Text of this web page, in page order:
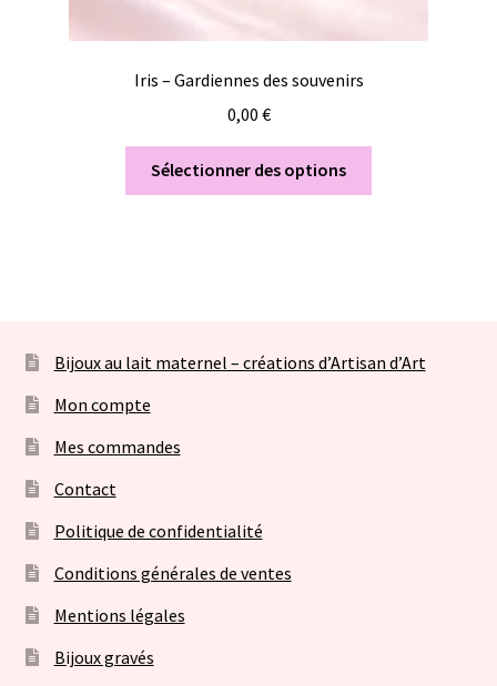
Iris – Gardiennes des souvenirs
0,00 €
Sélectionner des options
Bijoux au lait maternel – créations d’Artisan d’Art
Mon compte
Mes commandes
Contact
Politique de confidentialité
Conditions générales de ventes
Mentions légales
Bijoux gravés